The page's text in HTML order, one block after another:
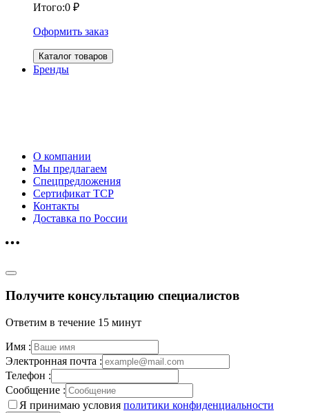
Итого:0 ₽
Оформить заказ
Каталог товаров
Бренды
О компании
Мы предлагаем
Спецпредложения
Сертификат ТСР
Контакты
Доставка по России
Получите консультацию специалистов
Ответим в течение 15 минут
Имя :
Электронная почта :
Телефон :
Сообщение :
Я принимаю условия политики конфиденциальности